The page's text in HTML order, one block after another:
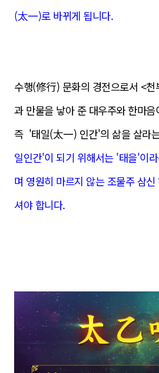
(太一)로 바뀌게 됩니다.
수행(修行) 문화의 경전으로서 <
과 만물을 낳아 준 대우주와 한마
즉 '태일(太一) 인간'의 삶을 살라
일인간'이 되기 위해서는 '태을'이
며 영원히 마르지 않는 조물주 삼
셔야 합니다.